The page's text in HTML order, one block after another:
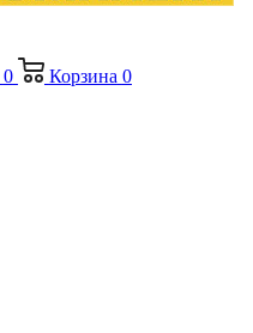
0 Корзина 0